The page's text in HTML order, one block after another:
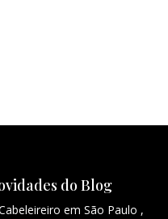
do Blog
em São Paulo ,